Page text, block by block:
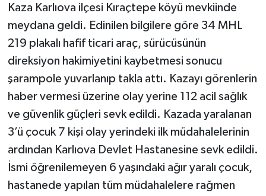
Kaza Karlıova ilçesi Kıraçtepe köyü mevkiinde
meydana geldi. Edinilen bilgilere göre 34 MHL
219 plakalı hafif ticari araç, sürücüsünün
direksiyon hakimiyetini kaybetmesi sonucu
şarampole yuvarlanıp takla attı. Kazayı görenlerin
haber vermesi üzerine olay yerine 112 acil sağlık
ve güvenlik güçleri sevk edildi. Kazada yaralanan
3’ü çocuk 7 kişi olay yerindeki ilk müdahalelerinin
ardından Karlıova Devlet Hastanesine sevk edildi.
İsmi öğrenilemeyen 6 yaşındaki ağır yaralı çocuk,
hastanede yapılan tüm müdahalelere rağmen